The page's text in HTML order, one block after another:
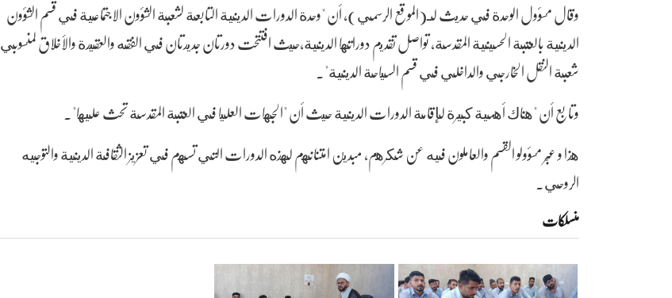
وقال مسؤول الوحدة في حديث لـ(الموقع الرسمي)، أن "وحدة الدورات الدينية التابعة لشعبة الشؤون الاجتماعية في قسم الشؤون
الدينية بالعتبة الحسينية المقدسة، تواصل تقديم دوراتها الدينية،حيث افتتحت دورتان جديدتان في الفقه والعقيدة والأخلاق لمنسوبي
شعبة النقل الخارجي والداخلي في قسم السياحة الدينية".
وتابع أن "هناك أهمية كبيرة لإقامة الدورات الدينية حيث أن "الجهات العليا في العتبة المقدسة تحث عليها".
هذا و عبّر مسؤولو القسم والعاملون فيه عن شكرهم، مبدين امتنانهم لهذه الدورات التي تسهم في تعزيز الثقافة الدينية والتوجيه
الروحي.
منسلکات